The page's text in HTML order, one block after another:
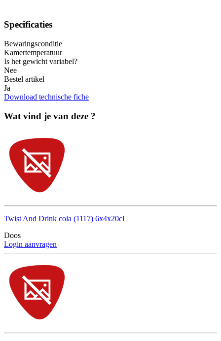
Specificaties
Bewaringsconditie
Kamertemperatuur
Is het gewicht variabel?
Nee
Bestel artikel
Ja
Download technische fiche
Wat vind je van deze ?
Twist And Drink cola (1117) 6x4x20cl
Doos
Login aanvragen